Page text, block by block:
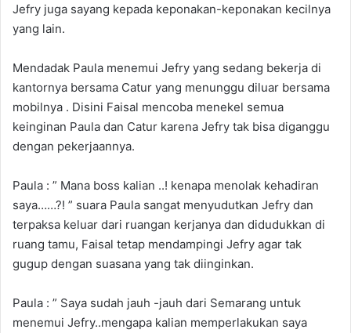
Jefry juga sayang kepada keponakan-keponakan kecilnya
yang lain.
Mendadak Paula menemui Jefry yang sedang bekerja di
kantornya bersama Catur yang menunggu diluar bersama
mobilnya . Disini Faisal mencoba menekel semua
keinginan Paula dan Catur karena Jefry tak bisa diganggu
dengan pekerjaannya.
Paula : ” Mana boss kalian ..! kenapa menolak kehadiran
saya……?! ” suara Paula sangat menyudutkan Jefry dan
terpaksa keluar dari ruangan kerjanya dan didudukkan di
ruang tamu, Faisal tetap mendampingi Jefry agar tak
gugup dengan suasana yang tak diinginkan.
Paula : ” Saya sudah jauh -jauh dari Semarang untuk
menemui Jefry..mengapa kalian memperlakukan saya